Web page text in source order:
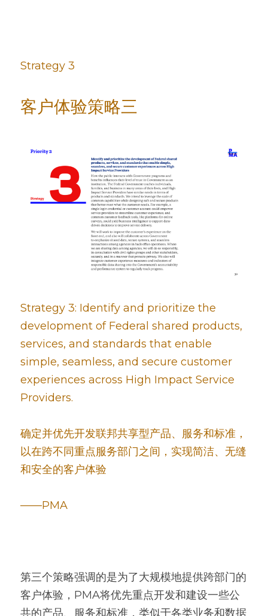
Strategy 3
客户体验策略三
Strategy 3: Identify and prioritize the
development of Federal shared products,
services, and standards that enable
simple, seamless, and secure customer
experiences across High Impact Service
Providers.
确定并优先开发联邦共享型产品、服务和标准，
以在跨不同重点服务部门之间，实现简洁、无缝
和安全的客户体验
——PMA
第三个策略强调的是为了大规模地提供跨部门的
客户体验，PMA将优先重点开发和建设一些公
共的产品、服务和标准，类似于各类业务和数据